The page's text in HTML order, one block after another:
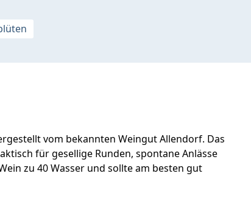
vom bekannten Weingut Allendorf. Das
für gesellige Runden, spontane Anlässe
zu 40 Wasser und sollte am besten gut